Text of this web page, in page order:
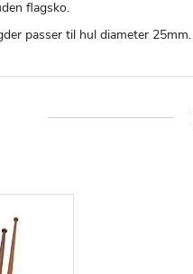
flagsko.
passer til hul diameter 25mm.